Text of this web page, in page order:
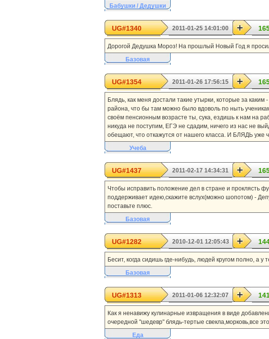
Бабушки / Дедушки
UG#1340 2011-01-25 14:01:00
Дорогой Дедушка Мороз! На прошлый Новый Год я
Базовая
UG#1354 2011-01-26 17:56:15
Блядь, как меня достали такие утырки, которые за
района, что бы там можно было вдоволь по ныть
своём пенсионным возрасте ты, сука, ездишь к нам на
никуда не поступим, ЕГЭ не сдадим, ничего из нас не
обещают, что откажутся от нашего класса. И БЛЯДЬ уже
Учеба
UG#1437 2011-02-17 14:34:31
Чтобы исправить положение дел в стране и проклясть
поддерживает идею,скажите вслух(можно шопотом) -
поставьте плюс.
Базовая
UG#1282 2010-12-01 12:05:43
Бесит, когда сидишь где-нибудь, людей кругом полно, а
Базовая
UG#1313 2011-01-06 12:32:07
Как я ненавижу кулинарные извращения в виде
очередной "шедевр" блядь-тертые свекла,морковь,все
Еда